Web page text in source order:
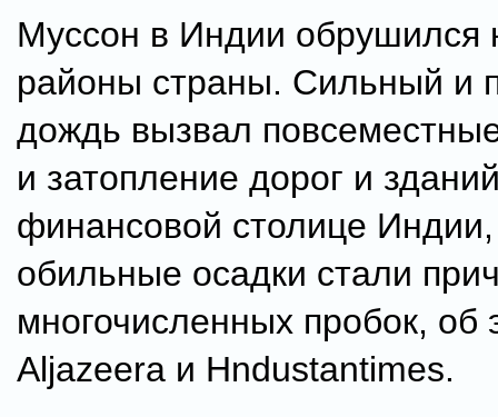
Муссон в Индии обрушился
районы страны. Сильный и
дождь вызвал
и затопление дорог и
финансовой столице
обильные осадки стали
многочисленных пробок, об
Aljazeera и Hndustantimes.